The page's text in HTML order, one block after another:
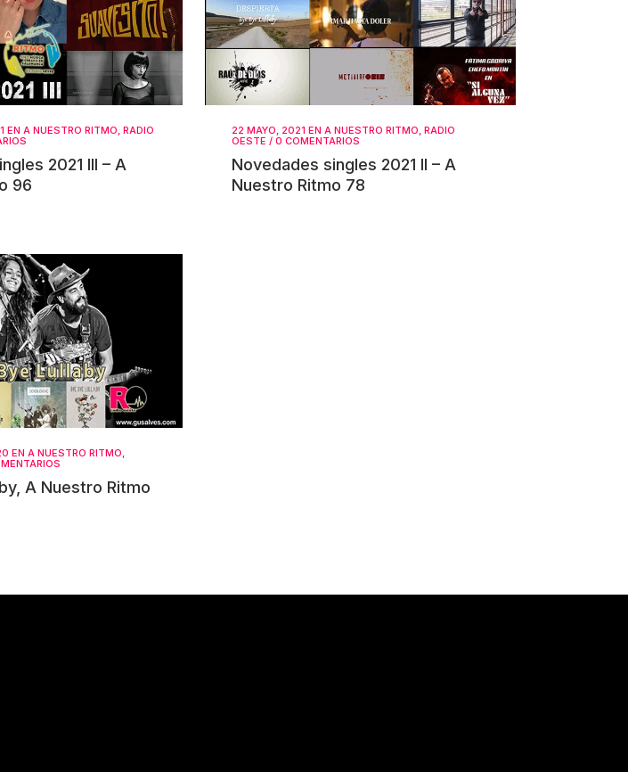
EN A NUESTRO RITMO, RADIO
2021 III – A
96
22 MAYO, 2021 EN A NUESTRO RITMO, RADIO
OESTE / 0 COMENTARIOS
Novedades singles 2021 II – A
Nuestro Ritmo 78
EN A NUESTRO RITMO,
A Nuestro Ritmo